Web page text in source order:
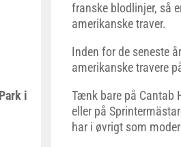
i
franske blodlinjer, så
amerikanske traver.
Inden for de seneste
amerikanske travere
Tænk bare på Cantab
eller på
har i øvrigt som